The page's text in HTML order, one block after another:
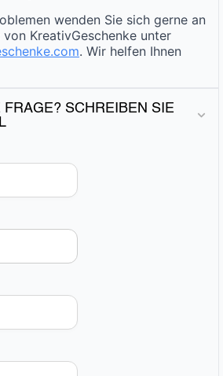
wenden Sie sich gerne an
KreativGeschenke unter
. Wir helfen Ihnen
FRAGE? SCHREIBEN SIE